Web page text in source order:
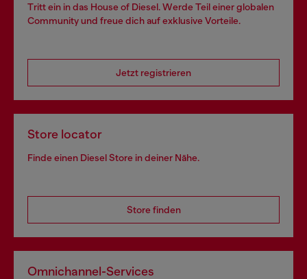
Tritt ein in das House of Diesel. Werde Teil einer globalen
Community und freue dich auf exklusive Vorteile.
Jetzt registrieren
Store locator
Finde einen Diesel Store in deiner Nähe.
Store finden
Omnichannel-Services